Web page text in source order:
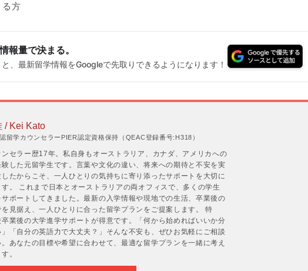
る方
報量で決まる。
、最新留学情報をGoogleで先取りできるようになります！
/ Kei Kato
留学カウンセラーPIER認定資格保持（QEAC登録番号:H318）
ンセラー歴17年。私自身もオーストラリア、カナダ、アメリカへの
験した元留学生です。言葉や文化の違い、将来への期待と不安を実
たからこそ、一人ひとりの気持ちに寄り添ったサポートを大切に
す。 これまで日本とオーストラリアの両オフィスで、多くの学生
ポートしてきました。最新の入学情報や現地での生活、卒業後の
見据え、一人ひとりに合った留学プランをご提案します。 特
卒業後の大学進学サポートが得意です。「何から始めればいいか分
「自分の英語力で大丈夫？」そんな不安も、ぜひお気軽にご相談
。あなたの目標や希望に合わせて、最適な留学プランを一緒に考え
。